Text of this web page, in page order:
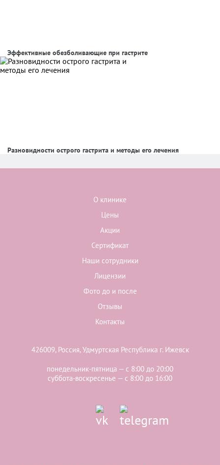
Эффективные обезболивающие при гастрите
Разновидности острого гастрита и методы его лечения
О клинике
Цены
Акции
Сертификат
Наши сотрудники
Лицензии
Фото до и после
Отзывы
Контакты
426009, Россия, Удмуртская Республика г. Ижевск
понедельник-пятница — с 8:00 до 20:00
суббота-воскресенье — с 8:00 до 16:00